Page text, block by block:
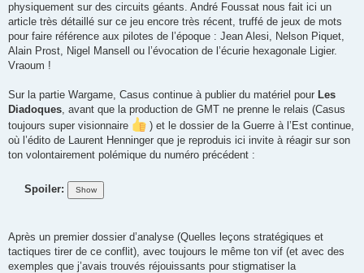
physiquement sur des circuits géants. André Foussat nous fait ici un
article très détaillé sur ce jeu encore très récent, truffé de jeux de mots
pour faire référence aux pilotes de l’époque : Jean Alesi, Nelson Piquet,
Alain Prost, Nigel Mansell ou l’évocation de l’écurie hexagonale Ligier.
Vraoum !
Sur la partie Wargame, Casus continue à publier du matériel pour Les
Diadoques, avant que la production de GMT ne prenne le relais (Casus
toujours super visionnaire
) et le dossier de la Guerre à l’Est continue,
où l’édito de Laurent Henninger que je reproduis ici invite à réagir sur son
ton volontairement polémique du numéro précédent :
Spoiler:
Après un premier dossier d’analyse (Quelles leçons stratégiques et
tactiques tirer de ce conflit), avec toujours le même ton vif (et avec des
exemples que j’avais trouvés réjouissants pour stigmatiser la